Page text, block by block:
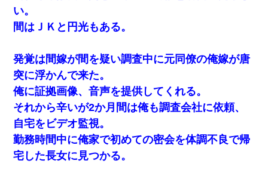
（は？）
この母親は娘の黒歴史を掘り出さないと死ぬんか？ 死ぬんか？
嘘をついてフリン旅行へ出かけた嫁→翌日、嫁「ただいま～」旦
那「娘がシんだよ。何度も連絡したのに…」嫁「えっ」→なん
と・・・
全く親しくないママ友Aから突然「飲み会しよう」と誘われたがお
断りした。後日Aの企みを知ってゾッとするやら腹立つやら！
い。
間はＪＫと円光もある。
発覚は間嫁が間を疑い調査中に元同僚の俺嫁が唐
突に浮かんで来た。
俺に証拠画像、音声を提供してくれる。
それから辛いが2か月間は俺も調査会社に依頼、
自宅をビデオ監視。
勤務時間中に俺家で初めての密会を体調不良で帰
宅した長女に見つかる。